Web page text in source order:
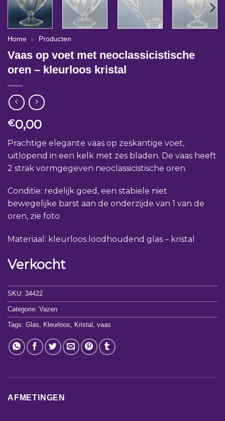
Home » Producten
Vaas op voet met neoclassicistische
oren – kleurloos kristal
€0,00
Prachtige elegante vaas op zeskantige voet,
uitlopend in een kelk met zes bladen. De vaas heeft
2 strak vormgegeven neoclassicistische oren.
Conditie: redelijk goed, een stabiele niet
bewegelijke barst aan de onderzijde van 1 van de
oren, zie foto
Materiaal: kleurloos loodhoudend glas – kristal
Verkocht
SKU: 34422
Categorie: Vazen
Tags: Glas Kleurloos Kristal vaas
AFMETINGEN